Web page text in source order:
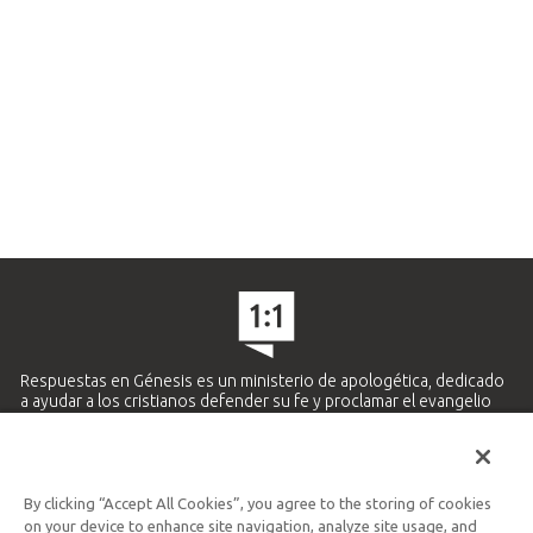
Respuestas en Génesis es un ministerio de apologética, dedicado
a ayudar a los cristianos defender su fe y proclamar el evangelio
Ministerio Hispano y Latinoamericano
By clicking “Accept All Cookies”, you agree to the storing of cookies
on your device to enhance site navigation, analyze site usage, and